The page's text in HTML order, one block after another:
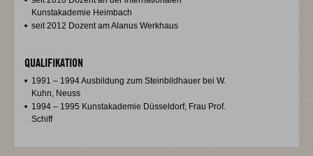
Kunstakademie Heimbach
seit 2012 Dozent am Alanus Werkhaus
QUALIFIKATION
1991 – 1994 Ausbildung zum Steinbildhauer bei W.
Kuhn, Neuss
1994 – 1995 Kunstakademie Düsseldorf, Frau Prof.
Schiff